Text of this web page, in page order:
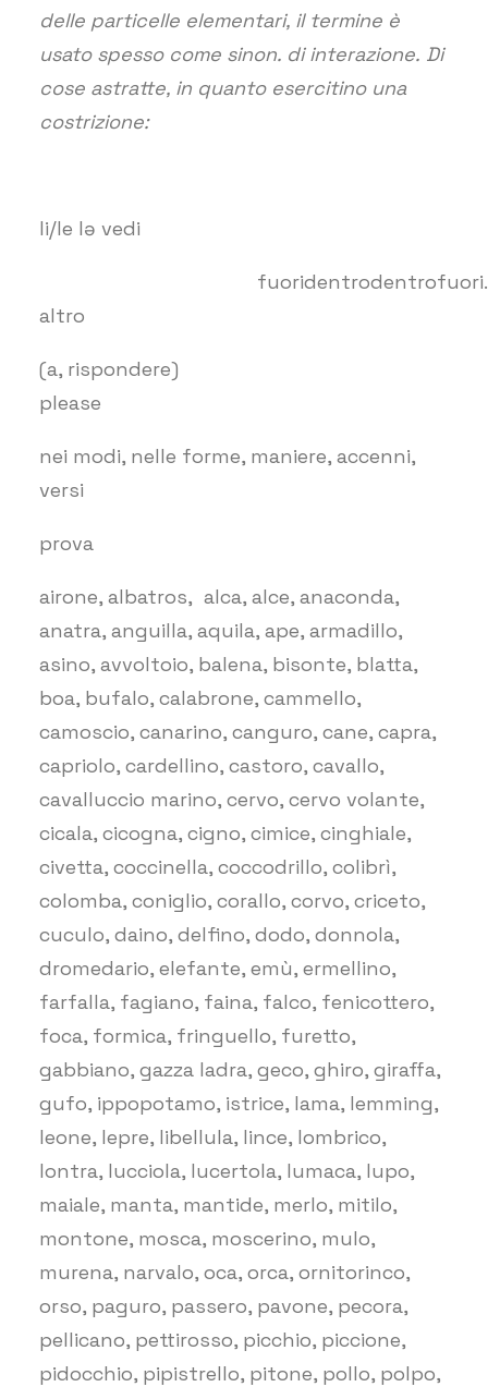
delle particelle elementari, il termine è
usato spesso come sinon. di interazione. Di
cose astratte, in quanto esercitino una
costrizione:
li/le lə vedi
fuoridentrodentrofuori.
altro
(a, rispondere)
please
nei modi, nelle forme, maniere, accenni,
versi
prova
airone, albatros, alca, alce, anaconda,
anatra, anguilla, aquila, ape, armadillo,
asino, avvoltoio, balena, bisonte, blatta,
boa, bufalo, calabrone, cammello,
camoscio, canarino, canguro, cane, capra,
capriolo, cardellino, castoro, cavallo,
cavalluccio marino, cervo, cervo volante,
cicala, cicogna, cigno, cimice, cinghiale,
civetta, coccinella, coccodrillo, colibrì,
colomba, coniglio, corallo, corvo, criceto,
cuculo, daino, delfino, dodo, donnola,
dromedario, elefante, emù, ermellino,
farfalla, fagiano, faina, falco, fenicottero,
foca, formica, fringuello, furetto,
gabbiano, gazza ladra, geco, ghiro, giraffa,
gufo, ippopotamo, istrice, lama, lemming,
leone, lepre, libellula, lince, lombrico,
lontra, lucciola, lucertola, lumaca, lupo,
maiale, manta, mantide, merlo, mitilo,
montone, mosca, moscerino, mulo,
murena, narvalo, oca, orca, ornitorinco,
orso, paguro, passero, pavone, pecora,
pellicano, pettirosso, picchio, piccione,
pidocchio, pipistrello, pitone, pollo, polpo,